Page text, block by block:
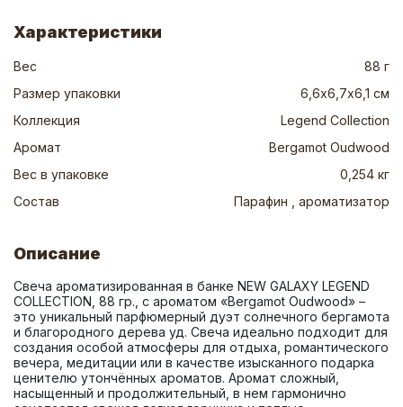
Характеристики
Вес
88 г
Размер упаковки
6,6х6,7х6,1 см
Коллекция
Legend Collection
Аромат
Bergamot Oudwood
Вес в упаковке
0,254 кг
Состав
Парафин , ароматизатор
Описание
Свеча ароматизированная в банке NEW GALAXY LEGEND
COLLECTION, 88 гр., с ароматом «Bergamot Oudwood» –
это уникальный парфюмерный дуэт солнечного бергамота
и благородного дерева уд. Свеча идеально подходит для
создания особой атмосферы для отдыха, романтического
вечера, медитации или в качестве изысканного подарка
ценителю утончённых ароматов. Аромат сложный,
насыщенный и продолжительный, в нем гармонично